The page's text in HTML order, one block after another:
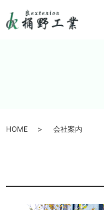
HOME 会社案内